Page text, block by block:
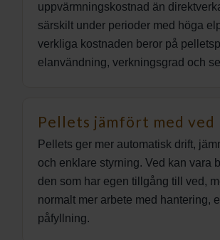
uppvärmningskostnad än
särskilt under perioder med höga
verkliga kostnaden beror på
elanvändning, verkningsgrad och
Pellets jämfört med ved
Pellets ger mer automatisk drift,
och enklare styrning. Ved kan vara
den som har egen tillgång till ved,
normalt mer arbete med hantering,
påfyllning.